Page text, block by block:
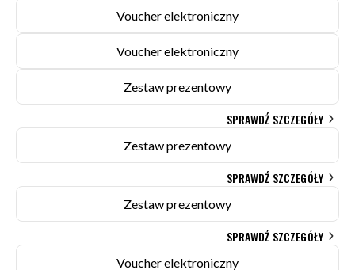
Voucher elektroniczny
Voucher elektroniczny
Zestaw prezentowy
SPRAWDŹ SZCZEGÓŁY
Zestaw prezentowy
SPRAWDŹ SZCZEGÓŁY
Zestaw prezentowy
SPRAWDŹ SZCZEGÓŁY
Voucher elektroniczny